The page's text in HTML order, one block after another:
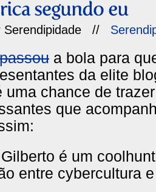
Serendipidade //
a bola para
da elite
uma chance de
que
é um
entre cybercultura